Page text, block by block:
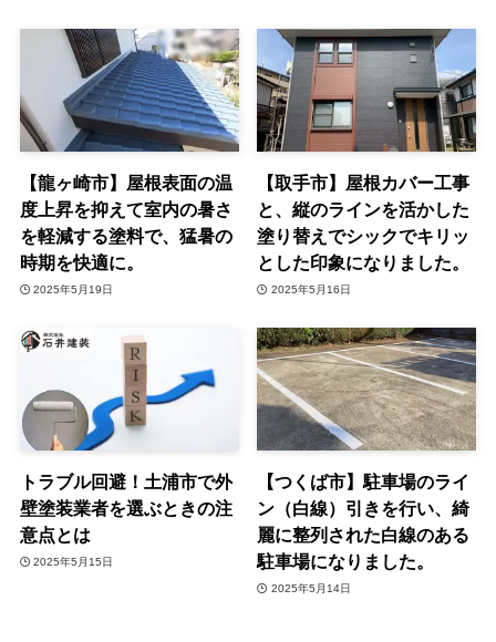
【龍ヶ崎市】屋根表面の温
度上昇を抑えて室内の暑さ
を軽減する塗料で、猛暑の
時期を快適に。
2025年5月19日
【取手市】屋根カバー工事
と、縦のラインを活かした
塗り替えでシックでキリッ
とした印象になりました。
2025年5月16日
トラブル回避！土浦市で外
壁塗装業者を選ぶときの注
意点とは
2025年5月15日
【つくば市】駐車場のライ
ン（白線）引きを行い、綺
麗に整列された白線のある
駐車場になりました。
2025年5月14日